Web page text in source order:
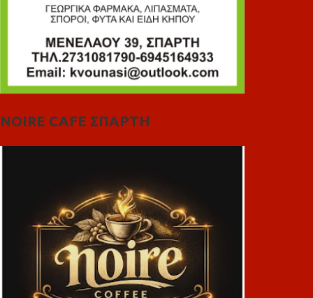
NOIRE CAFE ΣΠΑΡΤΗ